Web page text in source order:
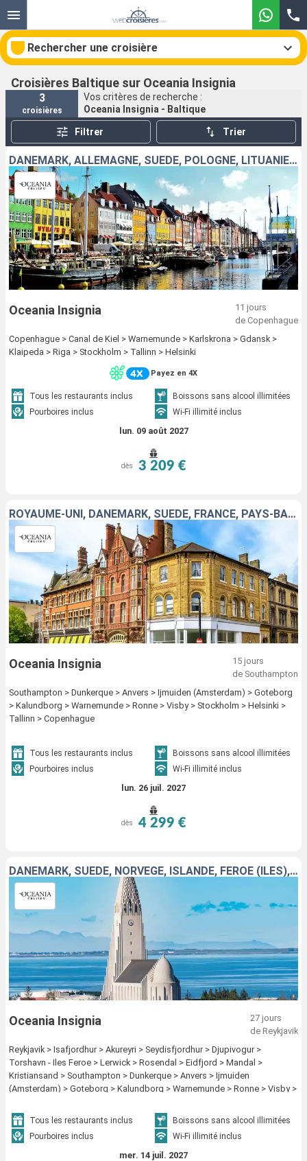
Rechercher une croisière
Nos destinations
Mois de départ
Ports Compagnies
Rechercher
Croisières Baltique sur Oceania Insignia
3
croisières
Vos critères de recherche :
Oceania Insignia - Baltique
Filtrer Trier
DANEMARK, ALLEMAGNE, SUÈDE, POLOGNE, LITUANIE, LETTONIE, ESTONIE, FINLANDE
Oceania Insignia
11 jours
de Copenhague
Copenhague > Canal de Kiel > Warnemunde > Karlskrona > Gdansk >
Klaipeda > Riga > Stockholm > Tallinn > Helsinki
Payez en 4X
Tous les restaurants inclus
Boissons sans alcool illimitées
Pourboires inclus
Wi-Fi illimité inclus
lun. 09 août 2027
dès 3 209 €
ROYAUME-UNI, DANEMARK, SUÈDE, FRANCE, PAYS-BAS, ESTONIE, FINLANDE, BELGIQUE, ALLEMAGNE
Oceania Insignia
15 jours
de Southampton
Southampton > Dunkerque > Anvers > Ijmuiden (Amsterdam) > Goteborg
> Kalundborg > Warnemunde > Ronne > Visby > Stockholm > Helsinki >
Tallinn > Copenhague
Tous les restaurants inclus
Boissons sans alcool illimitées
Pourboires inclus
Wi-Fi illimité inclus
lun. 26 juil. 2027
dès 4 299 €
DANEMARK, SUÈDE, NORVÈGE, ISLANDE, FÉROÉ (ÎLES), ROYAUME-UNI, ESTONIE, PAYS-BAS, BELGIQUE, ALLEMAGNE, FINLANDE, FRANCE
Oceania Insignia
27 jours
de Reykjavik
Reykjavik > Isafjordhur > Akureyri > Seydisfjordhur > Djupivogur >
Torshavn - Iles Feroe > Lerwick > Rosendal > Eidfjord > Mandal >
Kristiansand > Southampton > Dunkerque > Anvers > Ijmuiden
(Amsterdam) > Goteborg > Kalundborg > Warnemunde > Ronne > Visby >
Tous les restaurants inclus
Boissons sans alcool illimitées
Pourboires inclus
Wi-Fi illimité inclus
mer. 14 juil. 2027